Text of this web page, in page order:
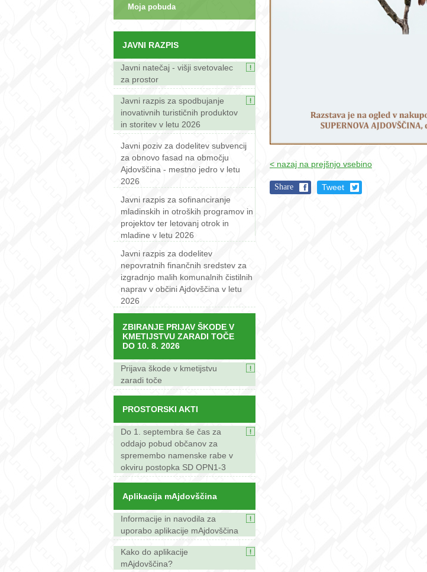
Moja pobuda
JAVNI RAZPIS
Javni natečaj - višji svetovalec
za prostor
Javni razpis za spodbujanje
inovativnih turističnih produktov
in storitev v letu 2026
Javni poziv za dodelitev subvencij
za obnovo fasad na območju
Ajdovščina - mestno jedro v letu
2026
Javni razpis za sofinanciranje
mladinskih in otroških programov in
projektov ter letovanj otrok in
mladine v letu 2026
Javni razpis za dodelitev
nepovratnih finančnih sredstev za
izgradnjo malih komunalnih čistilnih
naprav v občini Ajdovščina v letu
2026
ZBIRANJE PRIJAV ŠKODE V
KMETIJSTVU ZARADI TOČE
DO 10. 8. 2026
Prijava škode v kmetijstvu
zaradi toče
PROSTORSKI AKTI
Do 1. septembra še čas za
oddajo pobud občanov za
spremembo namenske rabe v
okviru postopka SD OPN1-3
Aplikacija mAjdovščina
Informacije in navodila za
uporabo aplikacije mAjdovščina
Kako do aplikacije
mAjdovščina?
< nazaj na prejšnjo vsebino
Share Tweet